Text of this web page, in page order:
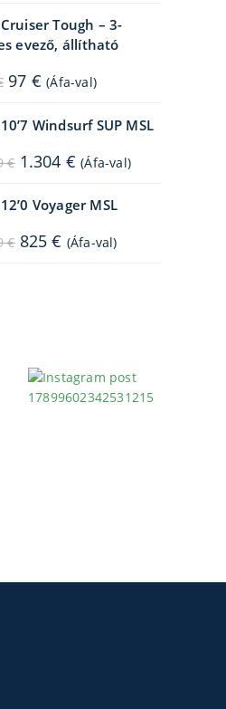
1.099 €. 879 €.
Cruiser Tough – 3-
evező, állítható
Original
price
97 € Current
price
97 €.
(Áfa-val)
Windsurf SUP MSL
€ Original
price
1.304 € Current
price
(Áfa-val)
Voyager MSL
€ Original
price
825€ Current
price
(Áfa-val)